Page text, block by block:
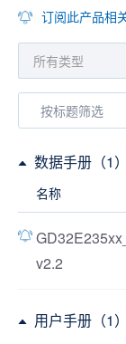
订阅此产品相
数据手册（1）
名称
v2.2
用户手册（1）